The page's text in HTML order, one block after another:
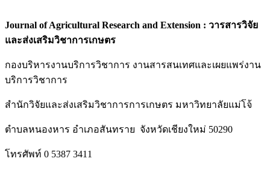
Journal of Agricultural Research and Extension : วารสารวิจัย
และส่งเสริมวิชาการเกษตร
กองบริหารงานบริการวิชาการ งานสารสนเทศและเผยแพร่งาน
บริการวิชาการ
สำนักวิจัยและส่งเสริมวิชาการการเกษตร มหาวิทยาลัยแม่โจ้
ตำบลหนองหาร อำเภอสันทราย จังหวัดเชียงใหม่ 50290
โทรศัพท์ 0 5387 3411